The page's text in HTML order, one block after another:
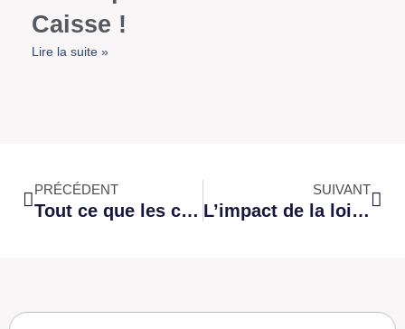
Caisse !
Lire la suite »
PRÉCÉDENT
Tout ce que les commerçants doivent savoir sur les tickets de caisse
SUIVANT
L’impact de la loi AGEC sur les tickets de caisse